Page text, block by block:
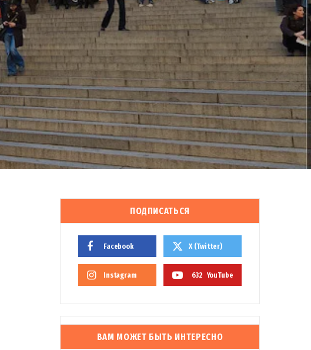
ПОДПИСАТЬСЯ
Facebook X (Twitter)
Instagram 632 YouTube
ВАМ МОЖЕТ БЫТЬ ИНТЕРЕСНО